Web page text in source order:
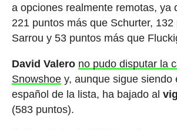
a opciones realmente remotas, ya
221 puntos más que Schurter,
Sarrou y 53 puntos más que
David Valero no pudo disputar la
Snowshoey, aunque sigue siendo
español de la lista, ha bajado al
(583 puntos).